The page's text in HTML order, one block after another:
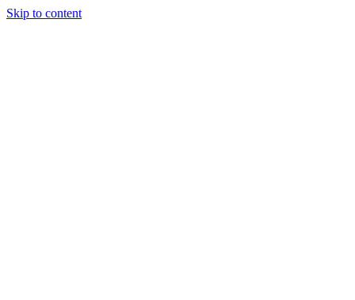
Skip to content